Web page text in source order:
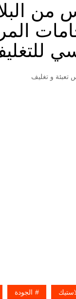
من
تعبئة و تغليف
الجودة